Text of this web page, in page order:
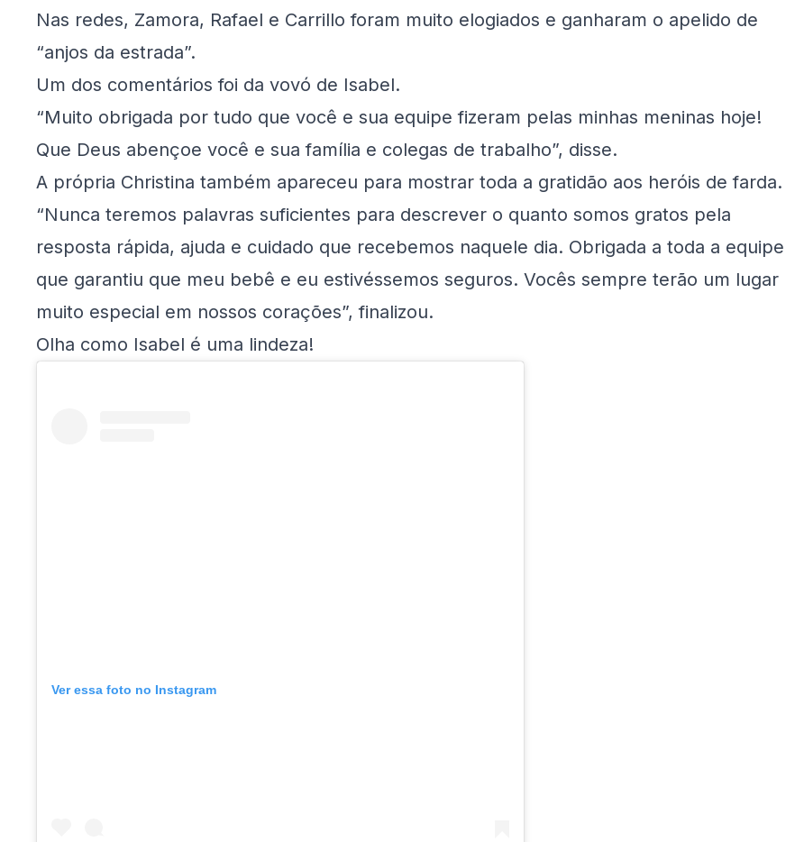
Nas redes, Zamora, Rafael e Carrillo foram muito elogiados e ganharam o apelido de
“anjos da estrada”.
Um dos comentários foi da vovó de Isabel.
“Muito obrigada por tudo que você e sua equipe fizeram pelas minhas meninas hoje!
Que Deus abençoe você e sua família e colegas de trabalho”, disse.
A própria Christina também apareceu para mostrar toda a gratidão aos heróis de farda.
“Nunca teremos palavras suficientes para descrever o quanto somos gratos pela
resposta rápida, ajuda e cuidado que recebemos naquele dia. Obrigada a toda a equipe
que garantiu que meu bebê e eu estivéssemos seguros. Vocês sempre terão um lugar
muito especial em nossos corações”, finalizou.
Olha como Isabel é uma lindeza!
Ver essa foto no Instagram